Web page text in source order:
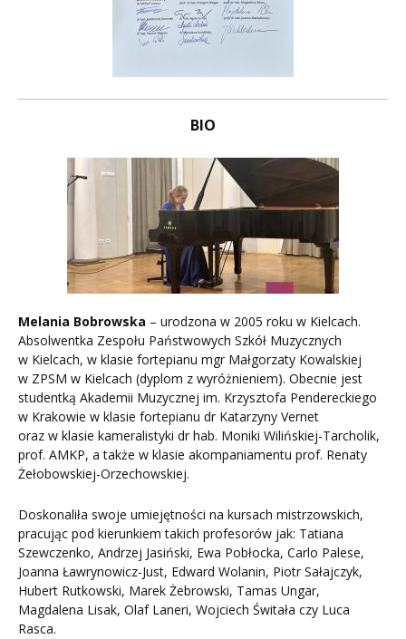
BIO
Melania Bobrowska – urodzona w 2005 roku w Kielcach.
Absolwentka Zespołu Państwowych Szkół Muzycznych
w Kielcach, w klasie fortepianu mgr Małgorzaty Kowalskiej
w ZPSM w Kielcach (dyplom z wyróżnieniem). Obecnie jest
studentką Akademii Muzycznej im. Krzysztofa Pendereckiego
w Krakowie w klasie fortepianu dr Katarzyny Vernet
oraz w klasie kameralistyki dr hab. Moniki Wilińskiej-Tarcholik,
prof. AMKP, a także w klasie akompaniamentu prof. Renaty
Żełobowskiej-Orzechowskiej.
Doskonaliła swoje umiejętności na kursach mistrzowskich,
pracując pod kierunkiem takich profesorów jak: Tatiana
Szewczenko, Andrzej Jasiński, Ewa Pobłocka, Carlo Palese,
Joanna Ławrynowicz-Just, Edward Wolanin, Piotr Sałajczyk,
Hubert Rutkowski, Marek Żebrowski, Tamas Ungar,
Magdalena Lisak, Olaf Laneri, Wojciech Świtała czy Luca
Rasca.